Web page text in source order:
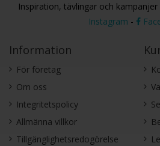
Inspiration, tävlingar och
Instagram -
Information
För företag
Om oss
Integritetspolicy
Allmänna villkor
Tillgänglighetsredogörelse